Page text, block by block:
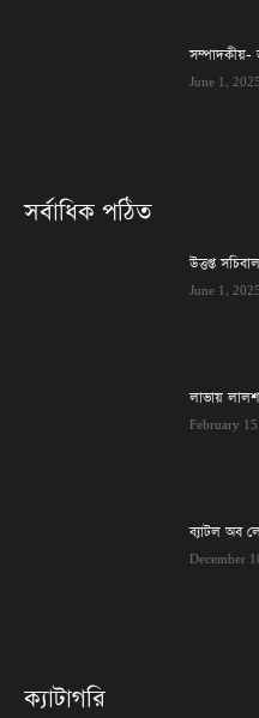
June 1, 2025
সর্বাধিক পঠিত
উত্তপ্ত
June 1, 2025
লাভায়
February
ব্যাটল অব
December
ক্যাটাগরি